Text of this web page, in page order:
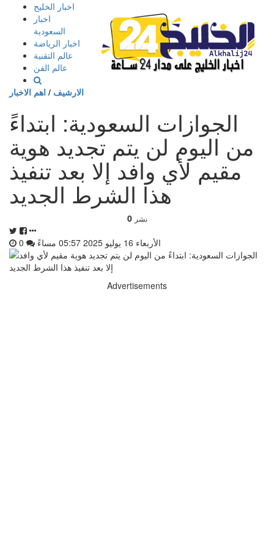
إذهب
المحتوى
اخبار الخليج
اخبار
السعودية
اخبار الرياضة
عالم التقنية
عالم الفن
الارشيف / اهم الاخبار
الجوازات السعودية: ابتداءً
من اليوم لن يتم تجديد هوية
مقيم لأي وافد إلا بعد تنفيذ
هذا الشرط الجديد
0 نشر
الأربعاء 16 يوليو 2025 05:57 مساءً
Advertisements